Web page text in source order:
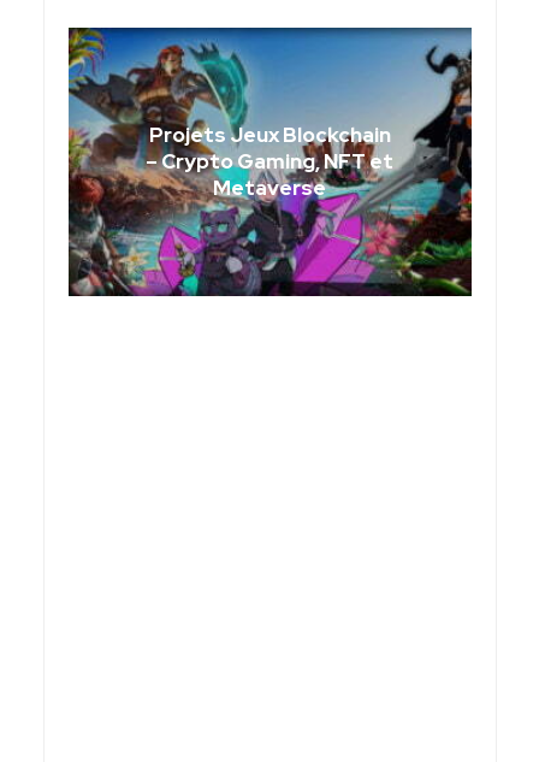
Projets Jeux Blockchain
– Crypto Gaming, NFT et
Metaverse